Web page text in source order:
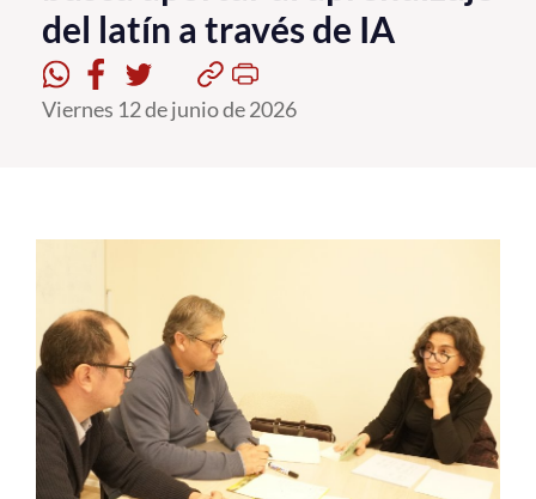
PUCV Internacional
Vinculación con el Medio
Formación Continua
Estudiantes
Académicos
Funcionarios
del latín a través de IA
Viernes 12 de junio de 2026